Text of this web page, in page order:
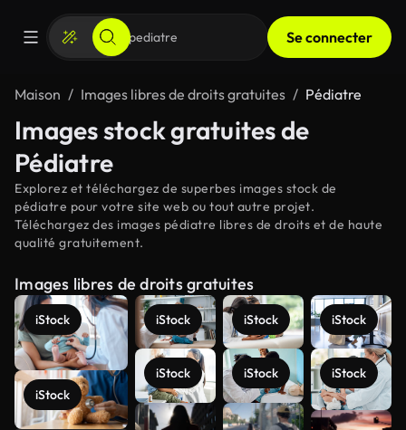
Se connecter
Maison Images libres de droits gratuites Pédiatre
Images stock gratuites de
Pédiatre
Explorez et téléchargez de superbes images stock de
pédiatre pour votre site web ou tout autre projet.
Téléchargez des images pédiatre libres de droits et de haute
qualité gratuitement.
Images libres de droits gratuites
iStock
iStock
iStock
iStock
iStock
iStock
iStock
iStock